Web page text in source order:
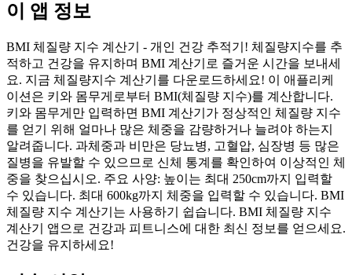
이 앱 정보
BMI 체질량 지수 계산기 - 개인 건강 추적기! 체질량지수를 추
적하고 건강을 유지하며 BMI 계산기로 즐거운 시간을 보내세
요. 지금 체질량지수 계산기를 다운로드하세요! 이 애플리케
이션은 키와 몸무게로부터 BMI(체질량 지수)를 계산합니다.
키와 몸무게만 입력하면 BMI 계산기가 정상적인 체질량 지수
를 얻기 위해 얼마나 많은 체중을 감량하거나 늘려야 하는지
알려줍니다. 과체중과 비만은 당뇨병, 고혈압, 심장병 등 많은
질병을 유발할 수 있으므로 신체 통계를 확인하여 이상적인 체
중을 찾으십시오. 주요 사양: 높이는 최대 250cm까지 입력할
수 있습니다. 최대 600kg까지 체중을 입력할 수 있습니다. BMI
체질량 지수 계산기는 사용하기 쉽습니다. BMI 체질량 지수
계산기 앱으로 건강과 피트니스에 대한 최신 정보를 얻으세요.
건강을 유지하세요!